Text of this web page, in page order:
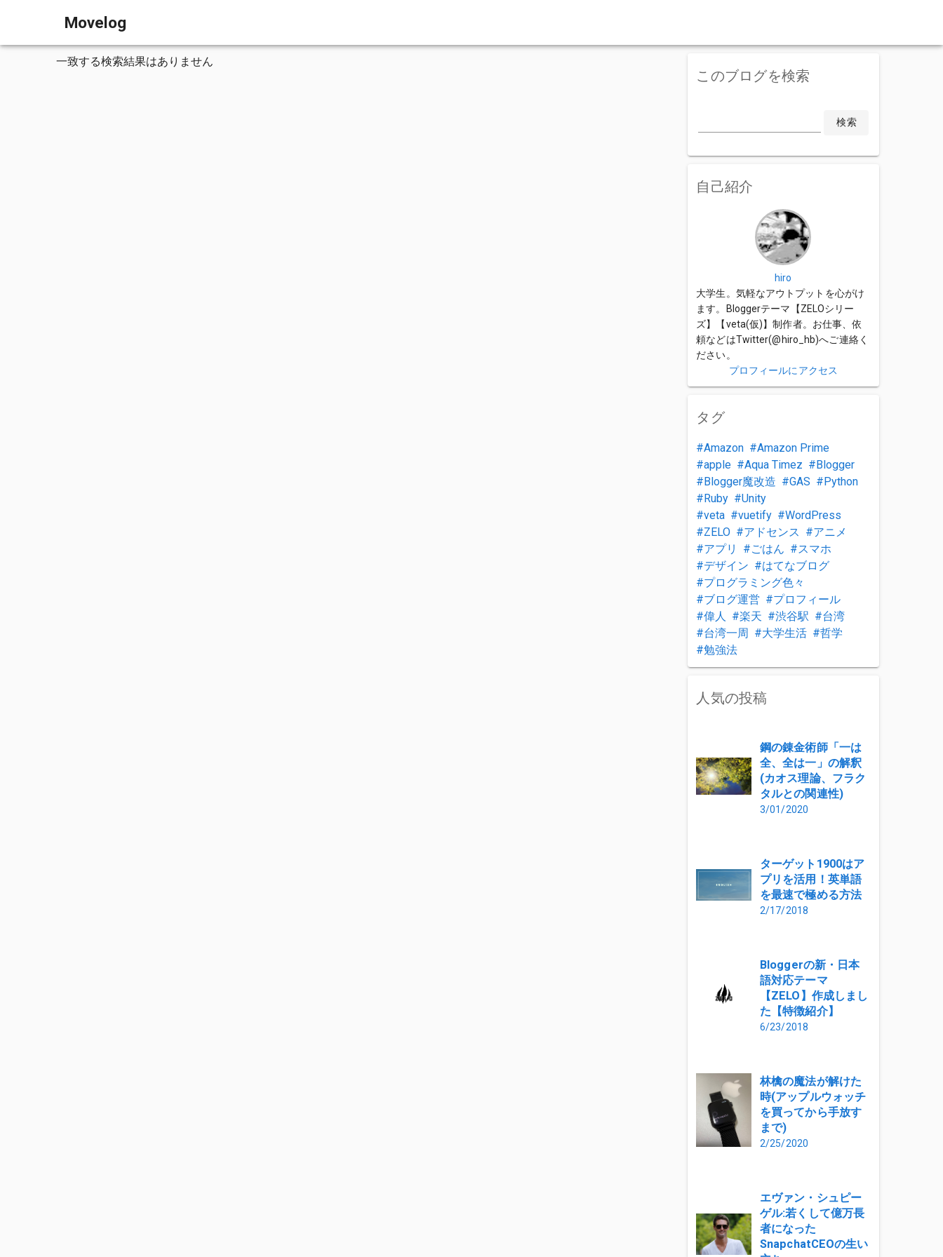
Movelog
一致する検索結果はありません
このブログを検索
検索
自己紹介
hiro
大学生。気軽なアウトプットを心がけ
ます。Bloggerテーマ【ZELOシリー
ズ】【veta(仮)】制作者。お仕事、依
頼などはTwitter(@hiro_hb)へご連絡く
ださい。
プロフィールにアクセス
タグ
Amazon
Amazon Prime
apple
Aqua Timez
Blogger
Blogger魔改造
GAS
Python
Ruby
Unity
veta
vuetify
WordPress
ZELO
アドセンス
アニメ
アプリ
ごはん
スマホ
デザイン
はてなブログ
プログラミング色々
ブログ運営
プロフィール
偉人
楽天 渋谷駅
台湾
台湾一周
大学生活
哲学
勉強法
人気の投稿
鋼の錬金術師「一は
全、全は一」の解釈
(カオス理論、フラク
タルとの関連性)
3/01/2020
ターゲット1900はア
プリを活用！英単語
を最速で極める方法
2/17/2018
Bloggerの新・日本
語対応テーマ
【ZELO】作成しまし
た【特徴紹介】
6/23/2018
林檎の魔法が解けた
時(アップルウォッチ
を買ってから手放す
まで)
2/25/2020
エヴァン・シュピー
ゲル:若くして億万長
者になった
SnapchatCEOの生い